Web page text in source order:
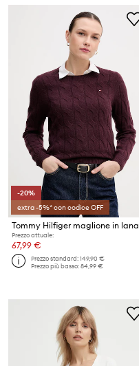
-20%
extra -5%* con codice OFF
Tommy Hilfiger maglione in lana
Prezzo attuale:
67,99 €
Prezzo standard:149,90 €
Prezzo più basso:84,99 €